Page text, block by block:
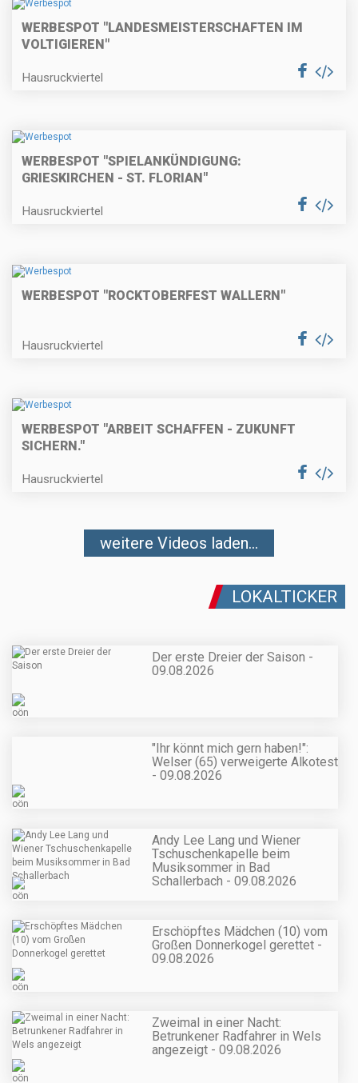
WERBESPOT "LANDESMEISTERSCHAFTEN IM
VOLTIGIEREN"
Hausruckviertel
WERBESPOT "SPIELANKÜNDIGUNG:
GRIESKIRCHEN - ST. FLORIAN"
Hausruckviertel
WERBESPOT "ROCKTOBERFEST WALLERN"
Hausruckviertel
WERBESPOT "ARBEIT SCHAFFEN - ZUKUNFT
SICHERN."
Hausruckviertel
weitere Videos laden...
LOKALTICKER
Der erste Dreier der Saison -
09.08.2026
"Ihr könnt mich gern haben!":
Welser (65) verweigerte Alkotest
- 09.08.2026
Andy Lee Lang und Wiener
Tschuschenkapelle beim
Musiksommer in Bad
Schallerbach - 09.08.2026
Erschöpftes Mädchen (10) vom
Großen Donnerkogel gerettet -
09.08.2026
Zweimal in einer Nacht:
Betrunkener Radfahrer in Wels
angezeigt - 09.08.2026